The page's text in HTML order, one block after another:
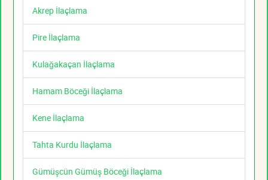
Akrep İlaçlama
Pire İlaçlama
Kulağakaçan İlaçlama
Hamam Böceği İlaçlama
Kene İlaçlama
Tahta Kurdu İlaçlama
Gümüşcün Gümüş Böceği İlaçlama